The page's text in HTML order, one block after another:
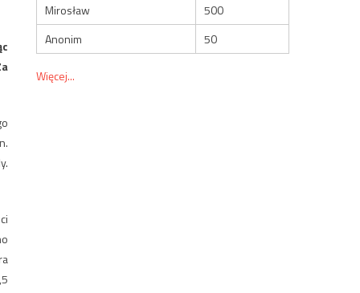
Mirosław
500
Anonim
50
Więcej...